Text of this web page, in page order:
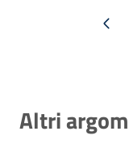
Pagina
Altri